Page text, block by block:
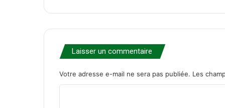
Laisser un commentaire
Votre adresse e-mail ne sera pas publiée. Les